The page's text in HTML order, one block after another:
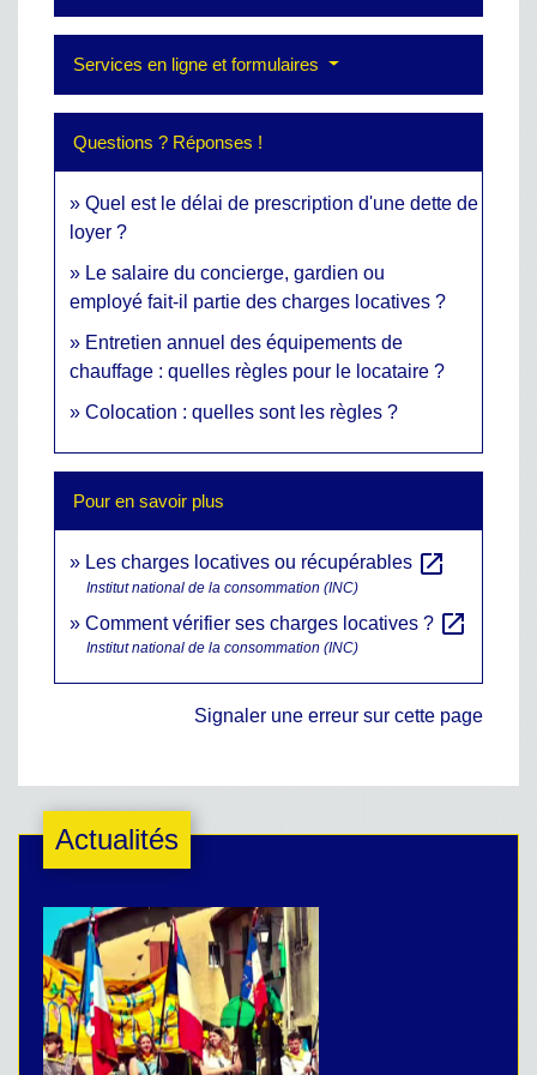
Services en ligne et formulaires
Questions ? Réponses !
Quel est le délai de prescription d'une dette de
loyer ?
Le salaire du concierge, gardien ou
employé fait-il partie des charges locatives ?
Entretien annuel des équipements de
chauffage : quelles règles pour le locataire ?
Colocation : quelles sont les règles ?
Pour en savoir plus
Les charges locatives ou récupérables open_in_new
Institut national de la consommation (INC)
Comment vérifier ses charges locatives ? open_in_new
Institut national de la consommation (INC)
Signaler une erreur sur cette page
Actualités